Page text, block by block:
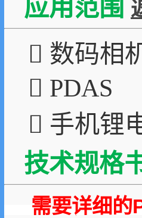
应用范围
 数码相
 PDAS
 手机锂
技术规格
需要详细的